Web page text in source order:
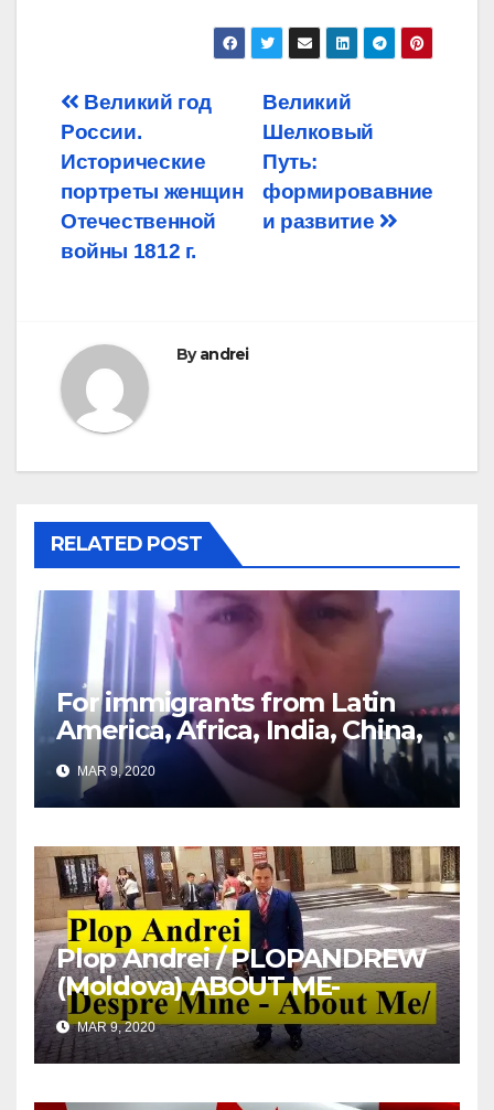
Post
navigation
Великий
Шелковый
Путь:
формировавние
и развитие
Великий год
России.
Исторические
портреты женщин
Отечественной
войны 1812 г.
Byandrei
RELATED POST
For immigrants from Latin
America, Africa, India, China,
etc. you must read this
article
MAR 9, 2020
Plop Andrei / PLOPANDREW
(Moldova) ABOUT ME-
DESPRE MINE
MAR 9, 2020